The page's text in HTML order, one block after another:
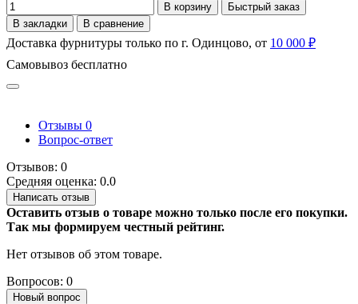
В корзину
Быстрый заказ
В закладки
В сравнение
Доставка фурнитуры только по г. Одинцово, от 10 000 ₽
Самовывоз бесплатно
Отзывы 0
Вопрос-ответ
Отзывов: 0
Средняя оценка: 0.0
Написать отзыв
Оставить отзыв о товаре можно только после его покупки.
Так мы формируем честный рейтинг.
Нет отзывов об этом товаре.
Вопросов: 0
Новый вопрос